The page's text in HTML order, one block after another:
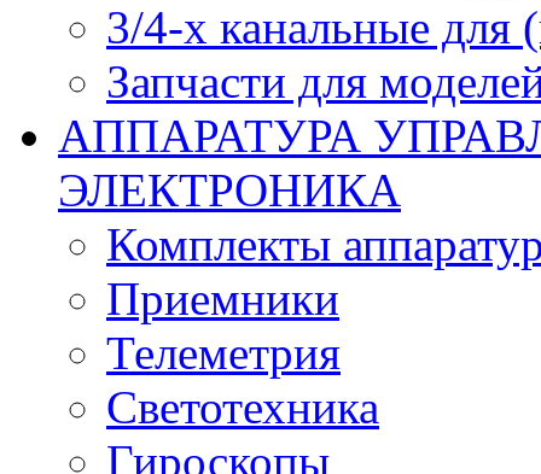
3/4-х канальные
Запчасти для
АППАРАТУРА
ЭЛЕКТРОНИКА
Комплекты
Приемники
Телеметрия
Светотехника
Гироскопы